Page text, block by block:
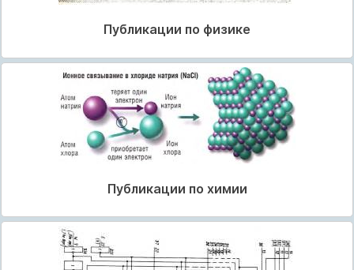
Публикации по физике
Публикации по химии